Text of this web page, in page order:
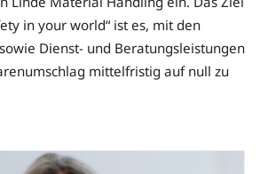
in your world“ ist es, mit den
Dienst- und Beratungsleistungen
mittelfristig auf null zu